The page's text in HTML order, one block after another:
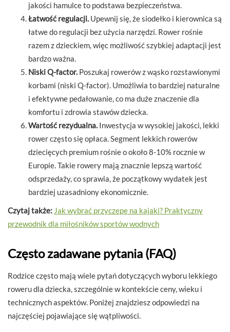
jakości hamulce to podstawa bezpieczeństwa.
Łatwość regulacji. Upewnij się, że siodełko i kierownica są
łatwe do regulacji bez użycia narzędzi. Rower rośnie
razem z dzieckiem, więc możliwość szybkiej adaptacji jest
bardzo ważna.
Niski Q-factor. Poszukaj rowerów z wąsko rozstawionymi
korbami (niski Q-factor). Umożliwia to bardziej naturalne
i efektywne pedałowanie, co ma duże znaczenie dla
komfortu i zdrowia stawów dziecka.
Wartość rezydualna. Inwestycja w wysokiej jakości, lekki
rower często się opłaca. Segment lekkich rowerów
dziecięcych premium rośnie o około 8-10% rocznie w
Europie. Takie rowery mają znacznie lepszą wartość
odsprzedaży, co sprawia, że początkowy wydatek jest
bardziej uzasadniony ekonomicznie.
Czytaj także: Jak wybrać przyczepę na kajaki? Praktyczny
przewodnik dla miłośników sportów wodnych
Często zadawane pytania (FAQ)
Rodzice często mają wiele pytań dotyczących wyboru lekkiego
roweru dla dziecka, szczególnie w kontekście ceny, wieku i
technicznych aspektów. Poniżej znajdziesz odpowiedzi na
najczęściej pojawiające się wątpliwości.